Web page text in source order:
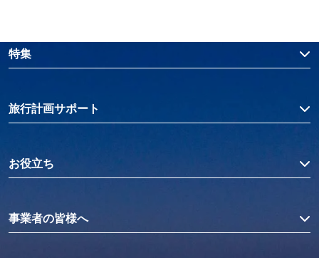
特集
旅行計画サポート
お役立ち
事業者の皆様へ